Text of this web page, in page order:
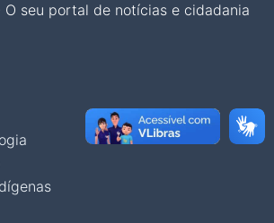
O seu portal de notícias e cidadania